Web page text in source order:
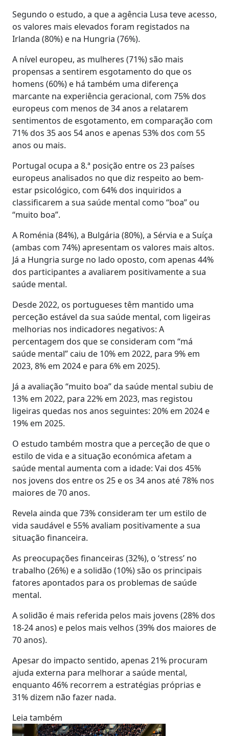
Segundo o estudo, a que a agência Lusa teve acesso,
os valores mais elevados foram registados na
Irlanda (80%) e na Hungria (76%).
A nível europeu, as mulheres (71%) são mais
propensas a sentirem esgotamento do que os
homens (60%) e há também uma diferença
marcante na experiência geracional, com 75% dos
europeus com menos de 34 anos a relatarem
sentimentos de esgotamento, em comparação com
71% dos 35 aos 54 anos e apenas 53% dos com 55
anos ou mais.
Portugal ocupa a 8.ª posição entre os 23 países
europeus analisados no que diz respeito ao bem-
estar psicológico, com 64% dos inquiridos a
classificarem a sua saúde mental como “boa” ou
“muito boa”.
A Roménia (84%), a Bulgária (80%), a Sérvia e a Suíça
(ambas com 74%) apresentam os valores mais altos.
Já a Hungria surge no lado oposto, com apenas 44%
dos participantes a avaliarem positivamente a sua
saúde mental.
Desde 2022, os portugueses têm mantido uma
perceção estável da sua saúde mental, com ligeiras
melhorias nos indicadores negativos: A
percentagem dos que se consideram com “má
saúde mental” caiu de 10% em 2022, para 9% em
2023, 8% em 2024 e para 6% em 2025).
Já a avaliação “muito boa” da saúde mental subiu de
13% em 2022, para 22% em 2023, mas registou
ligeiras quedas nos anos seguintes: 20% em 2024 e
19% em 2025.
O estudo também mostra que a perceção de que o
estilo de vida e a situação económica afetam a
saúde mental aumenta com a idade: Vai dos 45%
nos jovens dos entre os 25 e os 34 anos até 78% nos
maiores de 70 anos.
Revela ainda que 73% consideram ter um estilo de
vida saudável e 55% avaliam positivamente a sua
situação financeira.
As preocupações financeiras (32%), o ‘stress’ no
trabalho (26%) e a solidão (10%) são os principais
fatores apontados para os problemas de saúde
mental.
A solidão é mais referida pelos mais jovens (28% dos
18-24 anos) e pelos mais velhos (39% dos maiores de
70 anos).
Apesar do impacto sentido, apenas 21% procuram
ajuda externa para melhorar a saúde mental,
enquanto 46% recorrem a estratégias próprias e
31% dizem não fazer nada.
Leia também